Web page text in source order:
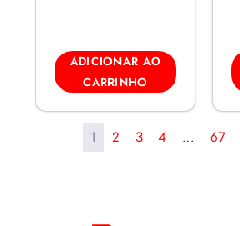
ADICIONAR AO
CARRINHO
1 2 3 4 … 67